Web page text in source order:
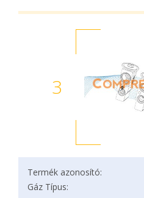
3
Termék azonosító:
Gáz Típus: